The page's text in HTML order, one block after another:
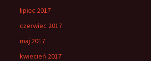
lipiec 2017
czerwiec 2017
maj 2017
kwiecień 2017